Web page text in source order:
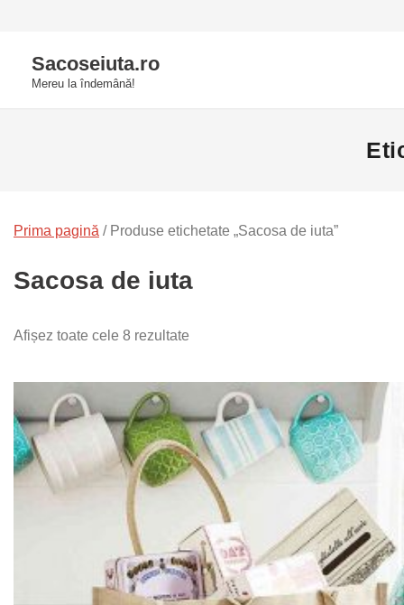
contentSacoseiuta.ro
Mereu la îndemână!
Prima pagină / Produse etichetate „Sacosa de iuta”
Sacosa de iuta
Afișez toate cele 8 rezultate